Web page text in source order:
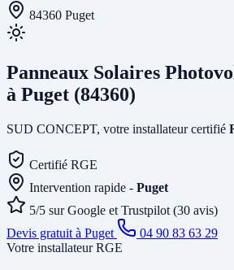
84360 Puget
Panneaux Solaires
à Puget (84360)
SUD CONCEPT, votre installateur certifié
Certifié RGE
Intervention rapide - Puget
5/5 sur Google et Trustpilot (30 avis)
Devis gratuit à Puget
04 90 83 63 29
Votre installateur RGE